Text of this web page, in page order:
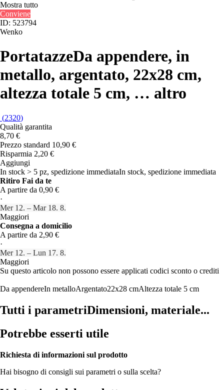
Mostra tutto
Conviene
ID: 523794
Wenko
PortatazzeDa appendere, in
metallo, argentato, 22x28 cm,
altezza totale 5 cm, … altro
(2320)
Qualità garantita
8,70 €
Prezzo standard 10,90 €
Risparmia 2,20 €
Aggiungi
In stock > 5 pz, spedizione immediataIn stock, spedizione immediata
Ritiro Fai da te
A partire da 0,90 €
·
Mer 12. – Mar 18. 8.
Maggiori
Consegna a domicilio
A partire da 2,90 €
·
Mer 12. – Lun 17. 8.
Maggiori
Su questo articolo non possono essere applicati codici sconto o crediti
Da appendereIn metalloArgentato22x28 cmAltezza totale 5 cm
Tutti i parametriDimensioni, materiale...
Potrebbe esserti utile
Richiesta di informazioni sul prodotto
Hai bisogno di consigli sui parametri o sulla scelta?